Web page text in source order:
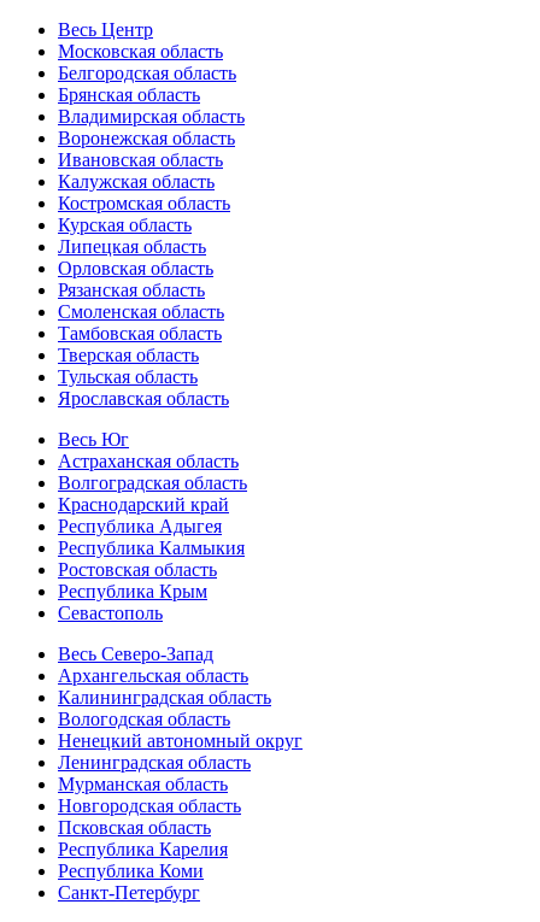
Весь Центр
Московская область
Белгородская область
Брянская область
Владимирская область
Воронежская область
Ивановская область
Калужская область
Костромская область
Курская область
Липецкая область
Орловская область
Рязанская область
Смоленская область
Тамбовская область
Тверская область
Тульская область
Ярославская область
Весь Юг
Астраханская область
Волгоградская область
Краснодарский край
Республика Адыгея
Республика Калмыкия
Ростовская область
Республика Крым
Севастополь
Весь Северо-Запад
Архангельская область
Калининградская область
Вологодская область
Ненецкий автономный округ
Ленинградская область
Мурманская область
Новгородская область
Псковская область
Республика Карелия
Республика Коми
Санкт-Петербург